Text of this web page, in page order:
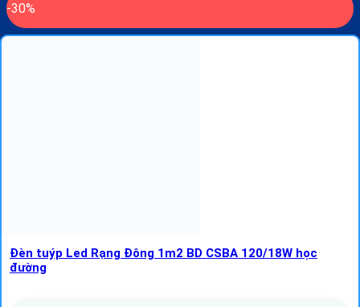
-30%
Đèn tuýp Led Rạng Đông 1m2 BD CSBA 120/18W học
đường